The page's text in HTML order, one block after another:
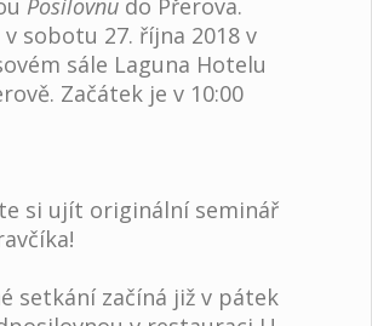
Posilovnu do Přerova.
v sobotu 27. října 2018 v
sále Laguna Hotelu
Začátek je v 10:00
si ujít originální seminář
setkání začíná již v pátek